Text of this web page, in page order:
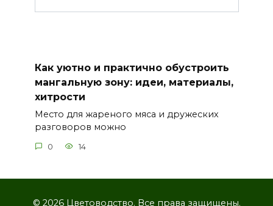
Как уютно и практично обустроить
мангальную зону: идеи, материалы,
хитрости
Место для жареного мяса и дружеских
разговоров можно
0 14
© 2026 Цветоводство. Все права защищены.